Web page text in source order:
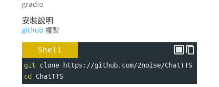
gradio
安裝說明
github 複製
Shell
git clone https://github.com/2noise/ChatTTS
cd
ChatTTS